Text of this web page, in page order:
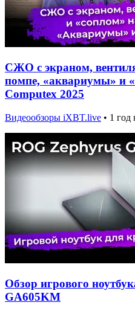
СЖО с экраном,
помпе, «аквариумы» и
Computex 2025
Видеообзоры iXBT.live • 1 год
Обзор игрового
GA605KM